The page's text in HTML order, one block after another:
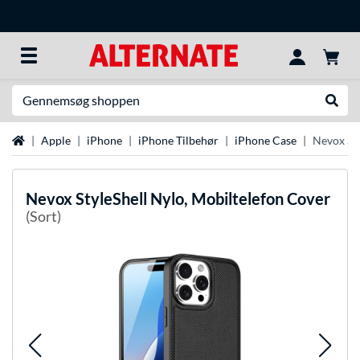
StartsideApple iPhone iPhone Tilbehør iPhone Case Nevox
NevoxStyleShell Nylo, Mobiltelefon Cover
(Sort)